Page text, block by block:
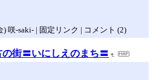
咲-saki- | 固定リンク | コメント (2)
の街〓いにしえのまち〓